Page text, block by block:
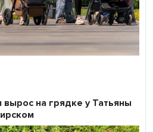
на грядке у Татьяны